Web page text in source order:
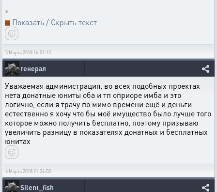
*
Показать / Скрыть текст
5 Марта 2018 16:01:15
генерал
Уважаемая администрация, во всех подобных проектах
нета донатные юниты оба и тп оприоре имба и это
логично, если я трачу по мимо времени ещё и деньги
естественно я хочу что бы моё имущество было лучше того
которое можно получить бесплатно, поэтому призываю
увеличить разницу в показателях донатных и бесплатных
юнитах
6 Марта 2018 21:24:50
Silent_fish